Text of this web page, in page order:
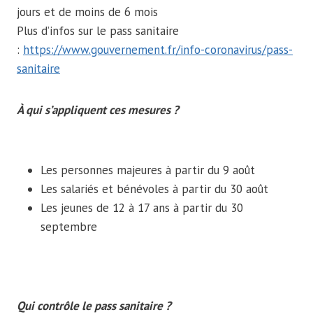
jours et de moins de 6 mois
Plus d’infos sur le pass sanitaire
: https://www.gouvernement.fr/info-coronavirus/pass-
sanitaire
À qui s’appliquent ces mesures ?
Les personnes majeures à partir du 9 août
Les salariés et bénévoles à partir du 30 août
Les jeunes de 12 à 17 ans à partir du 30
septembre
Qui contrôle le pass sanitaire ?